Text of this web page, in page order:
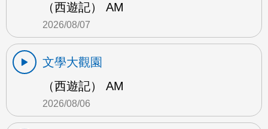
（西遊記） AM
2026/08/07
文學大觀園
（西遊記） AM
2026/08/06